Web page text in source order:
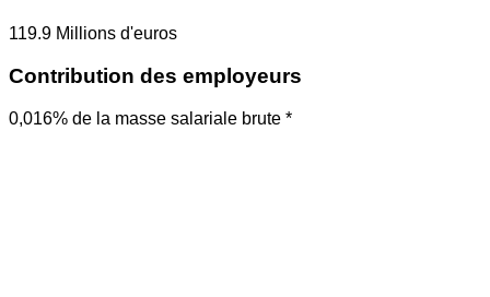
119.9 Millions d'euros
Contribution des employeurs
0,016% de la masse salariale brute *